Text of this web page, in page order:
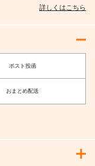
詳しくはこちら
ポスト投函
おまとめ配送